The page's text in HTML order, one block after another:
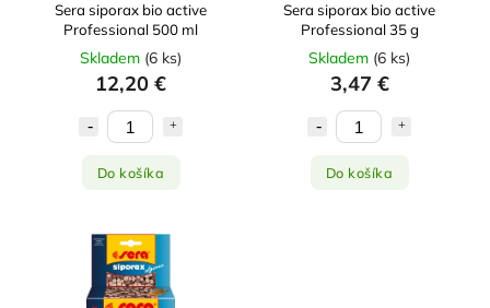
Sera siporax bio active
Professional 500 ml
Skladem (6 ks)
12,20 €
Do košíka
Sera siporax bio active
Professional 35 g
Skladem (6 ks)
3,47 €
Do košíka